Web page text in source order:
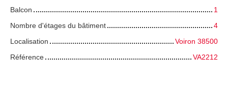
Balcon
1
Nombre d'étages du bâtiment
4
Localisation
Voiron 38500
Référence
VA2212